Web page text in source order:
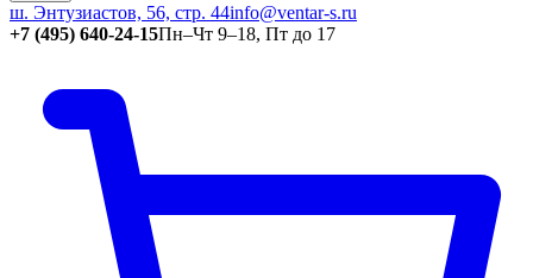
ш. Энтузиастов, 56, стр. 44info@ventar-s.ru
+7 (495) 640-24-15Пн–Чт 9–18, Пт до 17